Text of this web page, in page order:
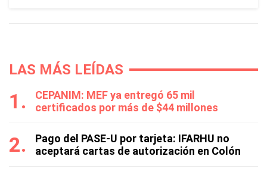
LAS MÁS LEÍDAS
CEPANIM: MEF ya entregó 65 mil
certificados por más de $44 millones
Pago del PASE-U por tarjeta: IFARHU no
aceptará cartas de autorización en Colón